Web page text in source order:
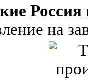
Россия
на